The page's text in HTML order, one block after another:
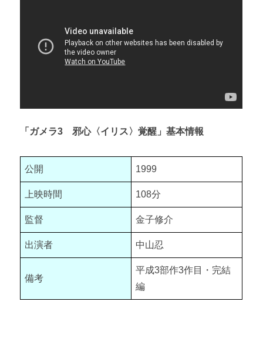
「ガメラ3 邪心〈イリス〉覚醒」基本情報
公開 1999
上映時間 108分
監督 金子修介
出演者 中山忍
備考
平成3部作3作目・完結
編